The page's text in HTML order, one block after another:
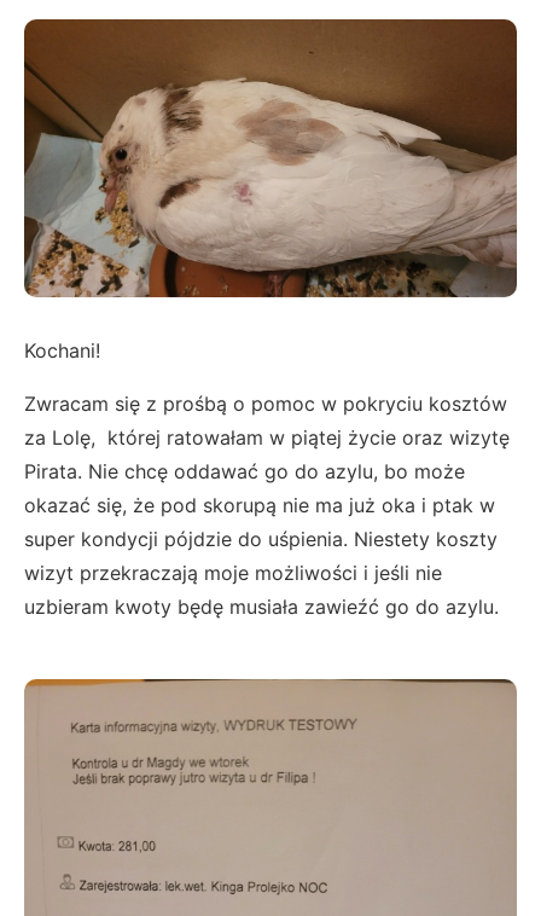
Kochani!
Zwracam się z prośbą o pomoc w pokryciu kosztów
za Lolę, której ratowałam w piątej życie oraz wizytę
Pirata. Nie chcę oddawać go do azylu, bo może
okazać się, że pod skorupą nie ma już oka i ptak w
super kondycji pójdzie do uśpienia. Niestety koszty
wizyt przekraczają moje możliwości i jeśli nie
uzbieram kwoty będę musiała zawieźć go do azylu.